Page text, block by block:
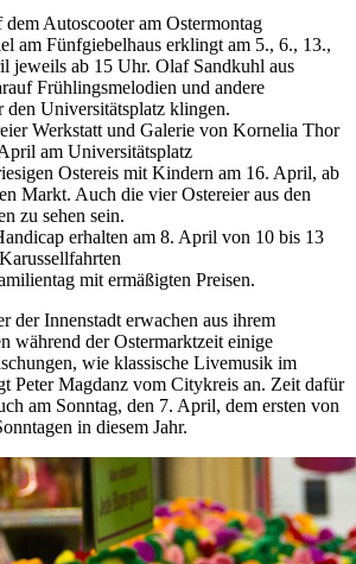
dem Autoscooter am Ostermontag
am Fünfgiebelhaus erklingt am 5., 6., 13.,
jeweils ab 15 Uhr. Olaf Sandkuhl aus
Frühlingsmelodien und andere
den Universitätsplatz klingen.
Werkstatt und Galerie von Kornelia Thor
am Universitätsplatz
Ostereis mit Kindern am 16. April, ab
Markt. Auch die vier Ostereier aus den
zu sehen sein.
erhalten am 8. April von 10 bis 13
mit ermäßigten Preisen.
der Innenstadt erwachen aus ihrem
während der Ostermarktzeit einige
wie klassische Livemusik im
Peter Magdanz vom Citykreis an. Zeit dafür
am Sonntag, den 7. April, dem ersten von
in diesem Jahr.